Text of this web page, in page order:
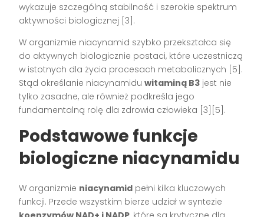
wykazuje szczególną stabilność i szerokie spektrum
aktywności biologicznej [3].
W organizmie niacynamid szybko przekształca się
do aktywnych biologicznie postaci, które uczestniczą
w istotnych dla życia procesach metabolicznych [5].
Stąd określanie niacynamiduwitaminą B3 jest nie
tylko zasadne, ale również podkreśla jego
fundamentalną rolę dla zdrowia człowieka [3][5].
Podstawowe funkcje
biologiczne niacynamidu
W organizmie niacynamid pełni kilka kluczowych
funkcji. Przede wszystkim bierze udział w syntezie